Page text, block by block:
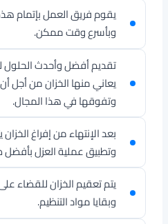
يقوم فريق العمل بإتمام
وبأسرع وقت ممكن.
تقديم أفضل وأحدث الحلول
يعاني منها الخزان من أجل
وتفوقها في هذا المجال.
بعد الإنتهاء من إفراغ
وتطبيق عملية العزل
يتم تعقيم الخزان للقضاء
وبقايا مواد التنظيم.